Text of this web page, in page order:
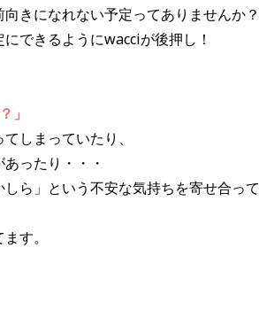
きになれない予定ってありませんか？
できるようにwacciが後押し！
」
しまっていたり、
ったり・・・
ら」という不安な気持ちを寄せ合って
す。